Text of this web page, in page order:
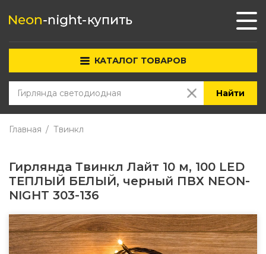
КАТАЛОГ ТОВАРОВ
Найти
Главная Твинкл
Гирлянда Твинкл Лайт 10 м, 100 LED
ТЕПЛЫЙ БЕЛЫЙ, черный ПВХ NEON-
NIGHT 303-136